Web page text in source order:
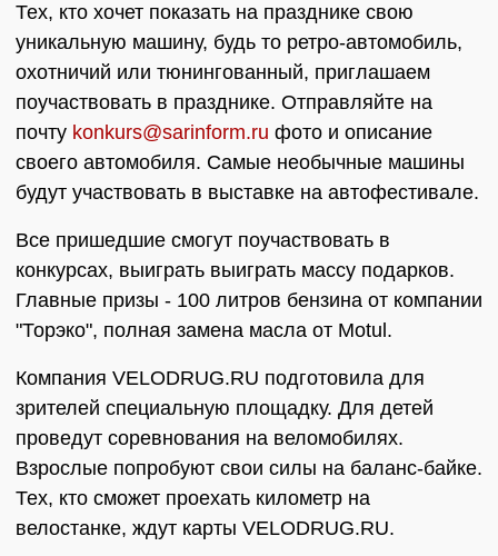
Тех, кто хочет показать на празднике свою
уникальную машину, будь то ретро-автомобиль,
охотничий или тюнингованный, приглашаем
поучаствовать в празднике. Отправляйте на
почту konkurs@sarinform.ru фото и описание
своего автомобиля. Самые необычные машины
будут участвовать в выставке на автофестивале.
Все пришедшие смогут поучаствовать в
конкурсах, выиграть выиграть массу подарков.
Главные призы - 100 литров бензина от компании
"Торэко", полная замена масла от Motul.
Компания VELODRUG.RU подготовила для
зрителей специальную площадку. Для детей
проведут соревнования на веломобилях.
Взрослые попробуют свои силы на баланс-байке.
Тех, кто сможет проехать километр на
велостанке, ждут карты VELODRUG.RU.